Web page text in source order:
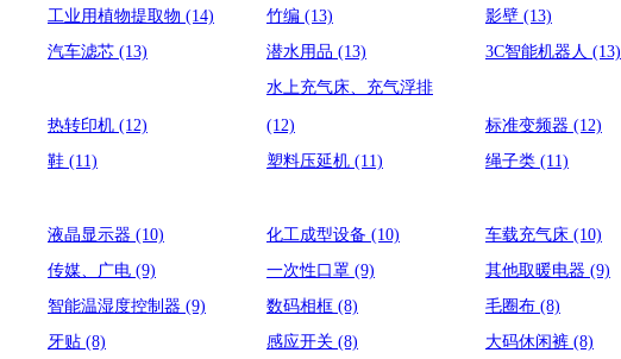
工业用植物提取物 (14) 竹编 (13) 影壁 (13)
汽车滤芯 (13) 潜水用品 (13) 3C智能机器人 (13)
热转印机 (12)
水上充气床、充气浮排
(12) 标准变频器 (12)
鞋 (11) 塑料压延机 (11) 绳子类 (11)
液晶显示器 (10) 化工成型设备 (10) 车载充气床 (10)
传媒、广电 (9) 一次性口罩 (9) 其他取暖电器 (9)
智能温湿度控制器 (9) 数码相框 (8) 毛圈布 (8)
牙贴 (8) 感应开关 (8) 大码休闲裤 (8)